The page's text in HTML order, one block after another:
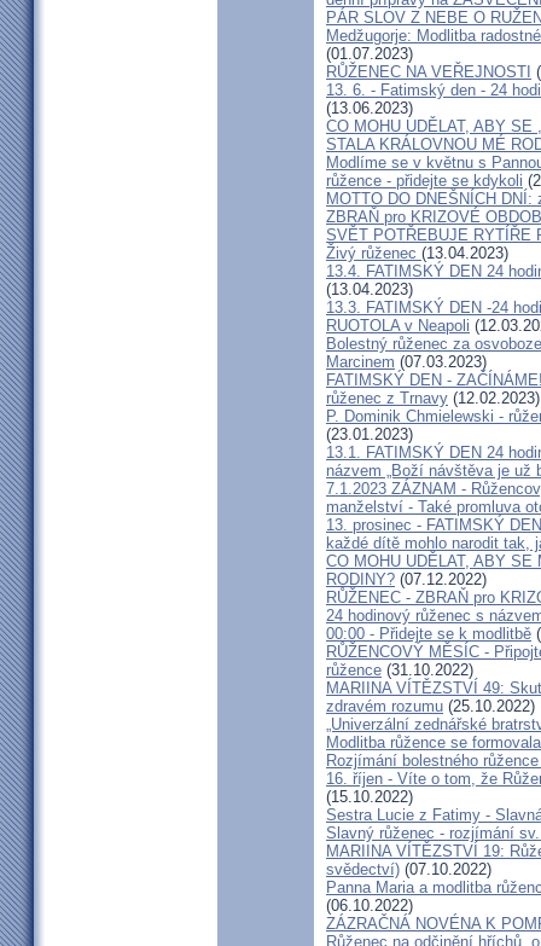
PÁR SLOV Z NEBE O
Medžugorje: Modlitba
(01.07.2023)
RŮŽENEC NA VEŘEJNOSTI
13. 6. - Fatimský den - 24
(13.06.2023)
CO MOHU UDĚLAT, ABY SE
STALA KRÁLOVNOU MÉ
Modlíme se v květnu s
růžence - přidejte se kdykoli
MOTTO DO DNEŠNÍCH
ZBRAŇ pro KRIZOVÉ
SVĚT POTŘEBUJE RYTÍŘE
Živý růženec (13.04.2023)
13.4. FATIMSKÝ DEN 24
(13.04.2023)
13.3. FATIMSKÝ DEN -24
RUOTOLA v Neapoli
Bolestný růženec za
Marcinem (07.03.2023)
FATIMSKÝ DEN -
růženec z Trnavy (12.02.2023)
P. Dominik Chmielewski -
(23.01.2023)
13.1. FATIMSKÝ DEN 24
názvem „Boží návštěva je už
7.1.2023 ZÁZNAM -
manželství - Také promluva
13. prosinec - FATIMSKÝ
každé dítě mohlo narodit tak,
CO MOHU UDĚLAT, ABY SE
RODINY? (07.12.2022)
RŮŽENEC - ZBRAŇ pro
24 hodinový růženec s
00:00 - Přidejte se k modlitbě
RŮŽENCOVÝ MĚSÍC -
růžence (31.10.2022)
MARIINA VÍTĚZSTVÍ 49:
zdravém rozumu (25.10.2022)
„Univerzální zednářské
Modlitba růžence se
Rozjímání bolestného
16. říjen - Víte o tom, že
(15.10.2022)
Sestra Lucie z Fatimy -
Slavný růženec - rozjímání
MARIINA VÍTĚZSTVÍ 19:
svědectví) (07.10.2022)
Panna Maria a modlitba
(06.10.2022)
ZÁZRAČNÁ NOVÉNA K
Růženec na odčinění hříchů,